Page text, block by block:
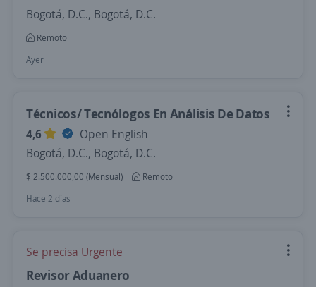
Bogotá, D.C., Bogotá, D.C.
Remoto
Ayer
Técnicos/ Tecnólogos En Análisis De Datos
4,6
Open English
Bogotá, D.C., Bogotá, D.C.
$ 2.500.000,00 (Mensual)
Remoto
Hace 2 días
Se precisa Urgente
Revisor Aduanero